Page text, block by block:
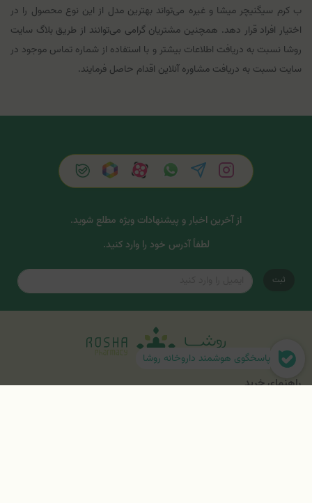
ب کرم سیگنیچر میشا و غیره می‌تواند بهترین مدل از این نوع محصول را در
اختیار افراد قرار دهد. همچنین مشتریان گرامی می‌توانند از طریق بلاگ سایت
روشا نسبت به دریافت اطلاعات بیشتر و با استفاده از شماره تماس موجود در
سایت نسبت به دریافت مشاوره آنلاین اقدام حاصل فرمایند.
از آخرین اخبار و پیشنهادات ویژه مطلع شوید.
لطفاً آدرس خود را وارد کنید.
ثبت
راهنمای خرید
پاسخگوی هوشمند داروخانه روشا